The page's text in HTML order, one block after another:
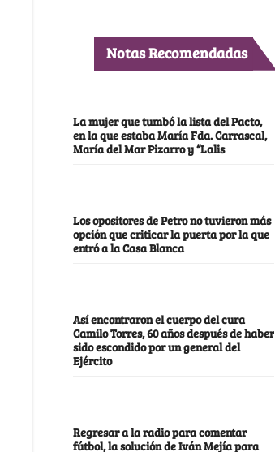
Notas Recomendadas
La mujer que tumbó la lista del Pacto,
en la que estaba María Fda. Carrascal,
María del Mar Pizarro y “Lalis
Los opositores de Petro no tuvieron más
opción que criticar la puerta por la que
entró a la Casa Blanca
Así encontraron el cuerpo del cura
Camilo Torres, 60 años después de haber
sido escondido por un general del
Ejército
Regresar a la radio para comentar
fútbol, la solución de Iván Mejía para